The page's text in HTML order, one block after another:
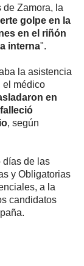
Zamora, la
golpe en la
en el riñón
interna".
la asistencia
el médico
en
, según
días de las
y Obligatorias
a la
candidatos